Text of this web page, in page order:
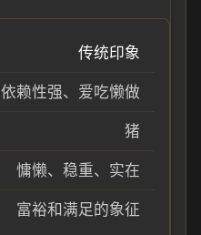
传统印象
依赖性强、爱吃懒做
猪
慵懒、稳重、实在
富裕和满足的象征